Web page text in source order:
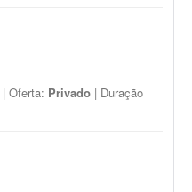
| Oferta: Privado | Duração